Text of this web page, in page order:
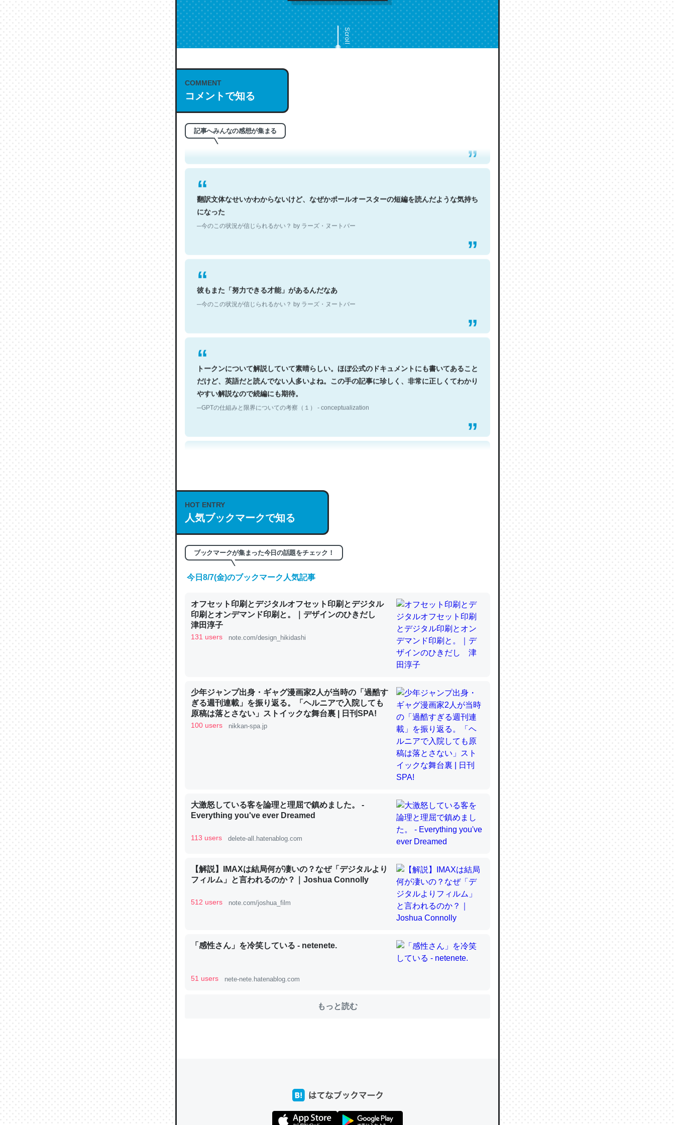
Scroll
COMMENT
コメントで知る
記事へみんなの感想が集まる
これは名文。彼はとてもクレバーなんだろうなと凄く思う。英語少しでも読める人は原文
もお勧め。自分はこの流れ好き。Let’s Fucking Go. Then Covid hit. Shit.
─今のこの状況が信じられるかい？ by ラーズ・ヌートバー
翻訳文体なせいかわからないけど、なぜかポールオースターの短編を読んだような気持ち
になった
─今のこの状況が信じられるかい？ by ラーズ・ヌートバー
彼もまた「努力できる才能」があるんだなあ
─今のこの状況が信じられるかい？ by ラーズ・ヌートバー
トークンについて解説していて素晴らしい。ほぼ公式のドキュメントにも書いてあること
だけど、英語だと読んでない人多いよね。この手の記事に珍しく、非常に正しくてわかり
やすい解説なので続編にも期待。
─GPTの仕組みと限界についての考察（１） - conceptualization
これは良記事。32768トークンだと英語小説100ページ分くらい。小説でいう「ずっと前
の伏線」は回収されないけど、短期記憶というには多い分量。進化すればするほど分かり
やすく強くなりそう
昆虫ってカルシウム少ないのか。知らんかった。調べたらコオロギのカルシウム分はエビ
論文では「淡水はカルシウムも酸素も不足してて両方に不利だから両方が拮抗してるので
は」とあって面白い。海にいる鋏角類（カブトガニ・ウミグモ）はカルシウムを使わずキ
─ニュース :: 【研究発表】昆虫学の大問題＝「昆虫はなぜ海にいないのか」に関する新仮説
ウチもEchoを実家に置いて４年。でたまに覗いてる。ぼちぼちRingも置こうかと画策
中。あと、Googleマップで位置情報を共有してる。電池残量や充電中かが分かるのでこ
─たまにLINEするくらいだった遠方の父67歳と僕。ITツール導入でコミュニケーションが劇的に変化し
─たまにLINEするくらいだった遠方の父67歳と僕。ITツール導入でコミュニケーションが劇的に変化し
HOT ENTRY
人気ブックマークで知る
ブックマークが集まった今日の話題をチェック！
今日8/7(金)のブックマーク人気記事
オフセット印刷とデジタルオフセット印刷とデジタル
印刷とオンデマンド印刷と。｜デザインのひきだし
津田淳子
131 users note.com/design_hikidashi
少年ジャンプ出身・ギャグ漫画家2人が当時の「過酷す
ぎる週刊連載」を振り返る。「ヘルニアで入院しても
原稿は落とさない」ストイックな舞台裏 | 日刊SPA!
100 users nikkan-spa.jp
大激怒している客を論理と理屈で鎮めました。 -
Everything you've ever Dreamed
113 users delete-all.hatenablog.com
【解説】IMAXは結局何が凄いの？なぜ「デジタルより
フィルム」と言われるのか？｜Joshua Connolly
512 users note.com/joshua_film
「感性さん」を冷笑している - netenete.
51 users nete-nete.hatenablog.com
もっと読む